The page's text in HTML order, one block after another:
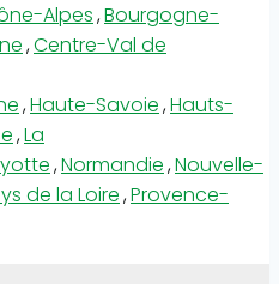
Alpes,Bourgogne-
,Centre-Val de
,Haute-Savoie,Hauts-
,La
,Normandie,Nouvelle-
de la Loire,Provence-